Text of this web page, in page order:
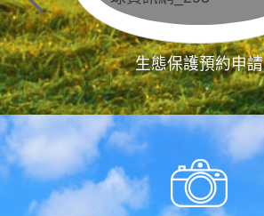
生態保護預約申請